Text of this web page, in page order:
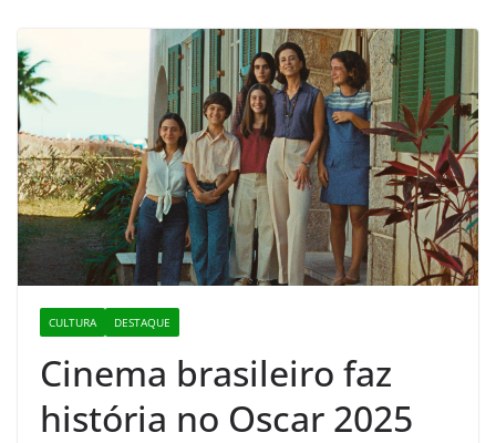
CULTURA DESTAQUE
Cinema brasileiro faz
história no Oscar 2025